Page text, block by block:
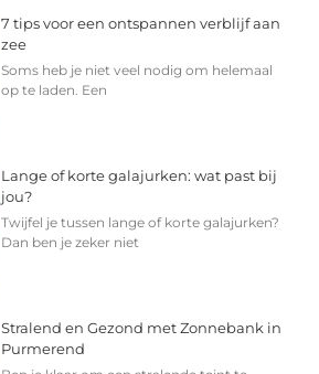
7 tips voor een ontspannen verblijf aan
zee
Soms heb je niet veel nodig om helemaal
op te laden. Een
Lange of korte galajurken: wat past bij
jou?
Twijfel je tussen lange of korte galajurken?
Dan ben je zeker niet
Stralend en Gezond met Zonnebank in
Purmerend